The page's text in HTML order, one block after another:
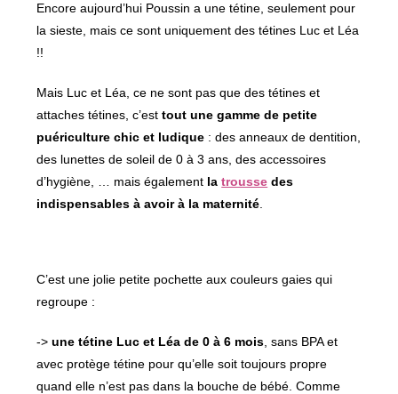
Encore aujourd’hui Poussin a une tétine, seulement pour
la sieste, mais ce sont uniquement des tétines Luc et Léa
!!
Mais Luc et Léa, ce ne sont pas que des tétines et
attaches tétines, c’esttout une gamme de petite
puériculture chic et ludique : des anneaux de dentition,
des lunettes de soleil de 0 à 3 ans, des accessoires
d’hygiène, … mais également latrousse des
indispensables à avoir à la maternité
C’est une jolie petite pochette aux couleurs gaies qui
regroupe :
->une tétine Luc et Léa de 0 à 6 mois , sans BPA et
avec protège tétine pour qu’elle soit toujours propre
quand elle n’est pas dans la bouche de bébé. Comme